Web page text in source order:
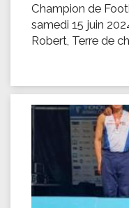
Champion de
samedi 15 juin
Robert, Terre de